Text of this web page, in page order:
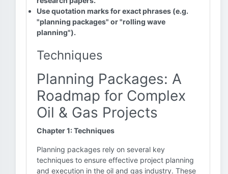
Use quotation marks for exact phrases (e.g.
"planning packages" or "rolling wave
planning").
Techniques
Planning Packages: A
Roadmap for Complex
Oil & Gas Projects
Chapter 1: Techniques
Planning packages rely on several key
techniques to ensure effective project planning
and execution in the oil and gas industry. These